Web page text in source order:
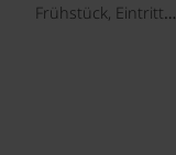
Frühstück, Eintritt…